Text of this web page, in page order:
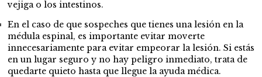
vejiga o los intestinos.
En el caso de que sospeches que tienes una lesión en la
médula espinal, es importante evitar moverte
innecesariamente para evitar empeorar la lesión. Si estás
en un lugar seguro y no hay peligro inmediato, trata de
quedarte quieto hasta que llegue la ayuda médica.